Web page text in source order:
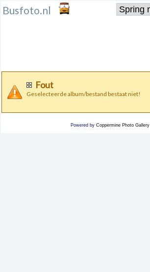
Busfoto.nl
Fout
Geselecteerde album/bestand bestaat niet!
Powered by Coppermine Photo Gallery